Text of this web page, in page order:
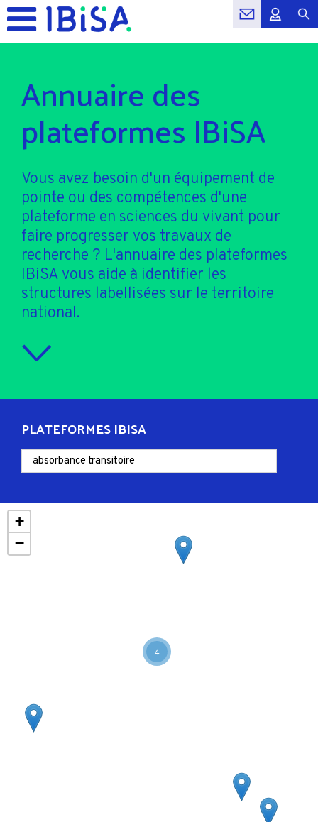
Annuaire des
plateformes IBiSA
Vous avez besoin d'un équipement de
pointe ou des compétences d'une
plateforme en sciences du vivant pour
faire progresser vos travaux de
recherche ? L'annuaire des plateformes
IBiSA vous aide à identifier les
structures labellisées sur le territoire
national.
PLATEFORMES IBISA
4
+
−